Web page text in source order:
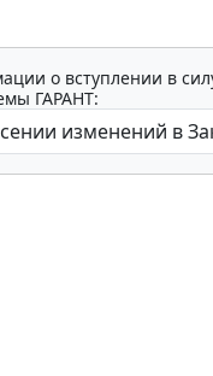
о вступлении в
ГАРАНТ: